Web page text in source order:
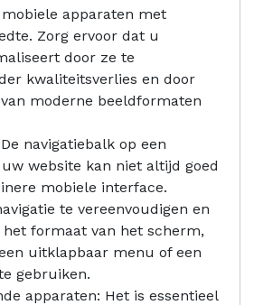
apparaten met
Zorg ervoor dat u
door ze te
kwaliteitsverlies en door
moderne beeldformaten
navigatiebalk op een
website kan niet altijd goed
mobiele interface.
te vereenvoudigen en
het formaat van het scherm,
uitklapbaar menu of een
gebruiken.
apparaten: Het is essentieel